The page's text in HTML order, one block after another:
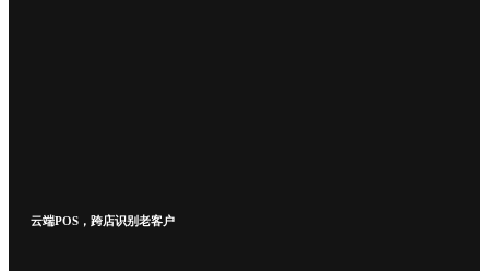
云端POS，跨店识别老客户